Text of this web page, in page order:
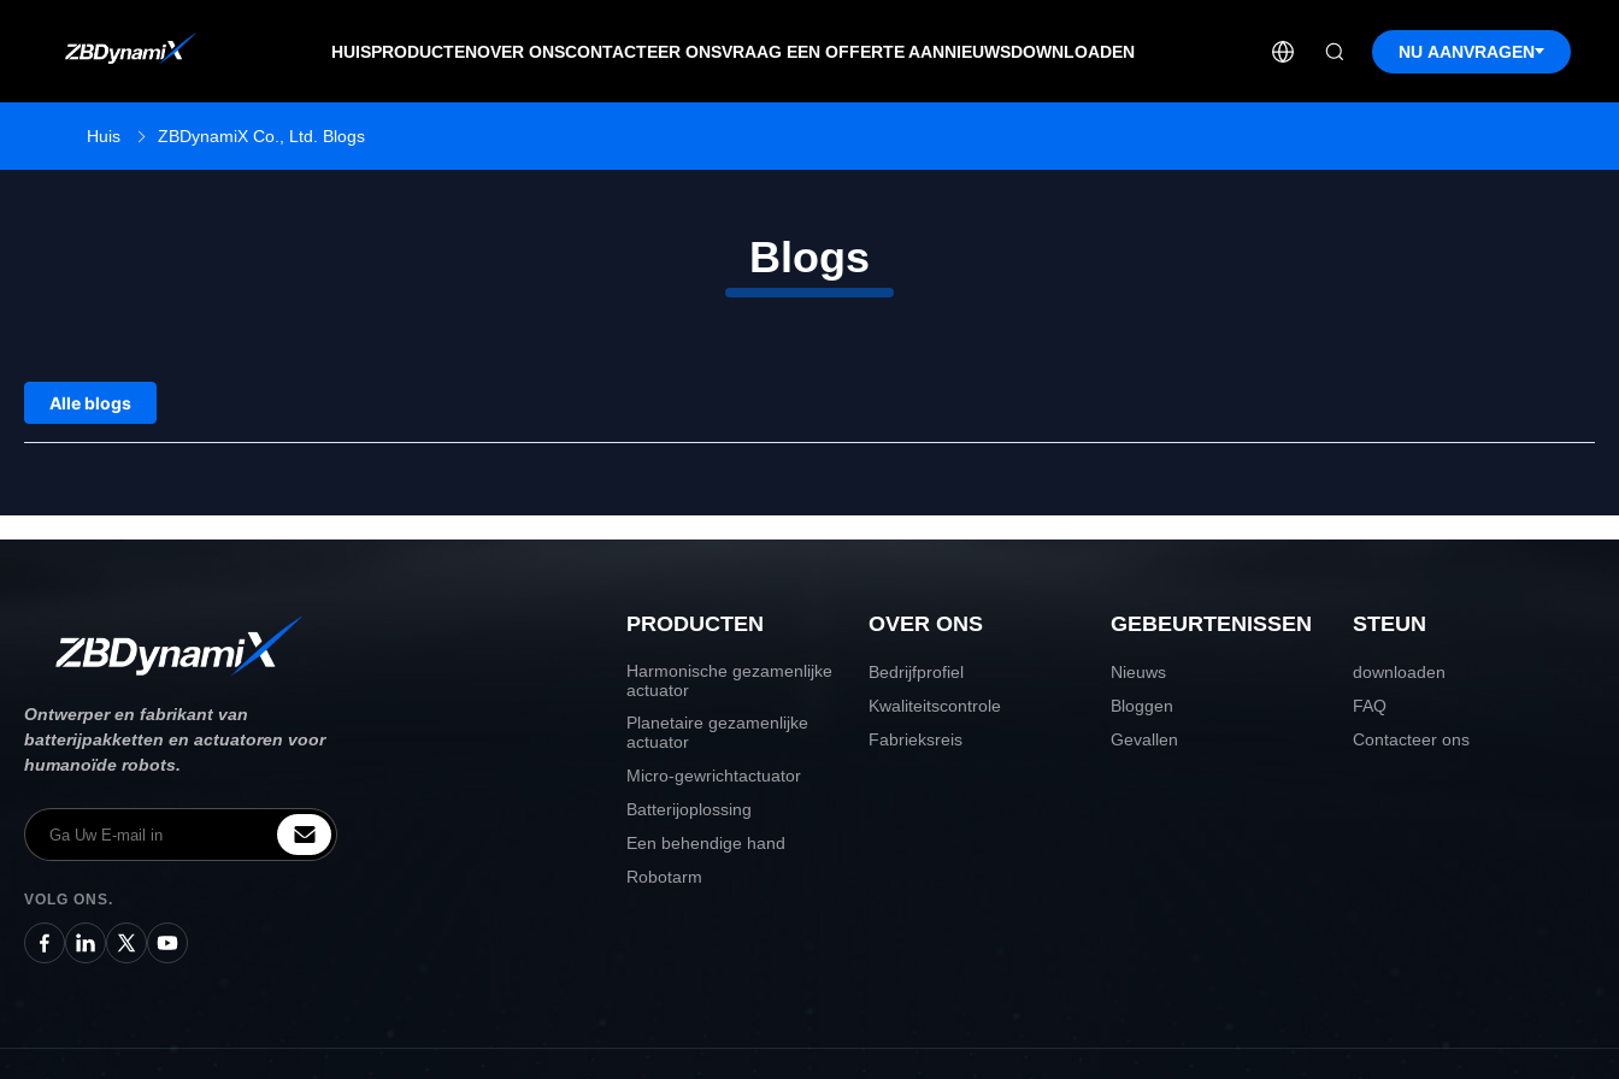
HUISPRODUCTENOVER ONSCONTACTEER ONSVRAAG EEN OFFERTE AANNIEUWSDOWNLOADEN NU AANVRAGEN
Huis ZBDynamiX Co., Ltd. Blogs
Blogs
Alle blogs
Ontwerper en fabrikant van
batterijpakketten en actuatoren voor
humanoïde robots.
VOLG ONS.
PRODUCTEN
Harmonische gezamenlijke
actuator
Planetaire gezamenlijke
actuator
Micro-gewrichtactuator
Batterijoplossing
Een behendige hand
Robotarm
OVER ONS
Bedrijfprofiel
Kwaliteitscontrole
Fabrieksreis
GEBEURTENISSEN
Nieuws
Bloggen
Gevallen
STEUN
downloaden
FAQ
Contacteer ons